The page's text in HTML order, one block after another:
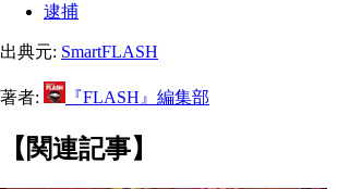
逮捕
出典元: SmartFLASH
著者: 『FLASH』編集部
【関連記事】